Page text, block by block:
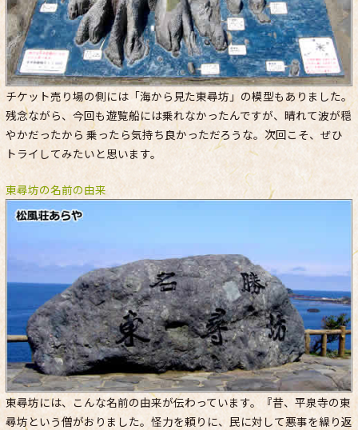
チケット売り場の側には「海から見た東尋坊」の模型もありました。
残念ながら、今回も遊覧船には乗れなかったんですが、晴れて波が穏
やかだったから 乗ったら気持ち良かっただろうな。次回こそ、ぜひ
トライしてみたいと思います。
東尋坊の名前の由来
東尋坊には、こんな名前の由来が伝わっています。『昔、平泉寺の東
尋坊という僧がおりました。怪力を頼りに、民に対して悪事を繰り返